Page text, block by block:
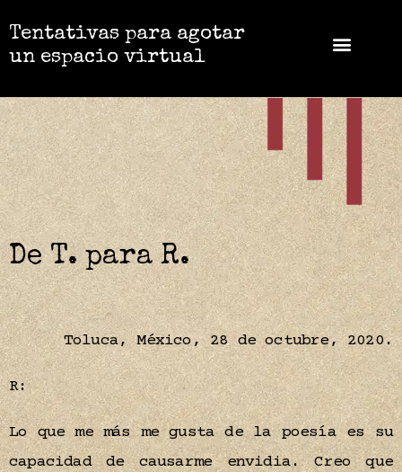
Tentativas para agotar
un espacio virtual
De T. para R.
Toluca, México, 28 de octubre, 2020.
R:
Lo que me más me gusta de la poesía es su
capacidad de causarme envidia. Creo que